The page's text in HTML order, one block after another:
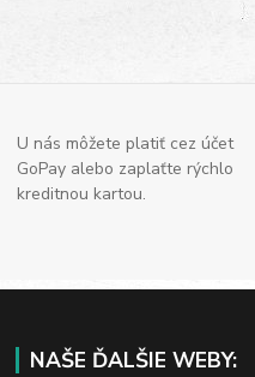
U nás môžete platiť cez účet
GoPay alebo zaplaťte rýchlo
kreditnou kartou.
NAŠE ĎALŠIE WEBY: